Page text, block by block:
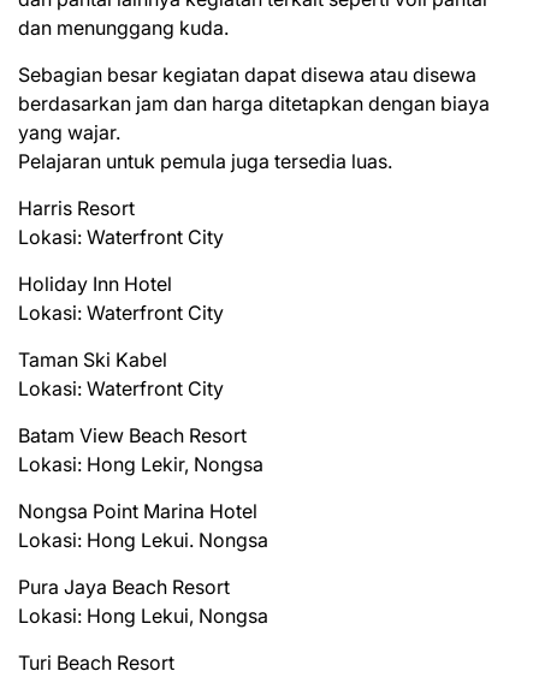
dan menunggang kuda.
Sebagian besar kegiatan dapat disewa atau disewa
berdasarkan jam dan harga ditetapkan dengan biaya
yang wajar.
Pelajaran untuk pemula juga tersedia luas.
Harris Resort
Lokasi: Waterfront City
Holiday Inn Hotel
Lokasi: Waterfront City
Taman Ski Kabel
Lokasi: Waterfront City
Batam View Beach Resort
Lokasi: Hong Lekir, Nongsa
Nongsa Point Marina Hotel
Lokasi: Hong Lekui. Nongsa
Pura Jaya Beach Resort
Lokasi: Hong Lekui, Nongsa
Turi Beach Resort